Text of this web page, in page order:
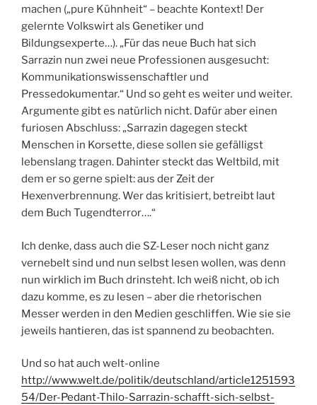
machen („pure Kühnheit“ – beachte Kontext! Der
gelernte Volkswirt als Genetiker und
Bildungsexperte…). „Für das neue Buch hat sich
Sarrazin nun zwei neue Professionen ausgesucht:
Kommunikationswissenschaftler und
Pressedokumentar.“ Und so geht es weiter und weiter.
Argumente gibt es natürlich nicht. Dafür aber einen
furiosen Abschluss: „Sarrazin dagegen steckt
Menschen in Korsette, diese sollen sie gefälligst
lebenslang tragen. Dahinter steckt das Weltbild, mit
dem er so gerne spielt: aus der Zeit der
Hexenverbrennung. Wer das kritisiert, betreibt laut
dem Buch Tugendterror….“
Ich denke, dass auch die SZ-Leser noch nicht ganz
vernebelt sind und nun selbst lesen wollen, was denn
nun wirklich im Buch drinsteht. Ich weiß nicht, ob ich
dazu komme, es zu lesen – aber die rhetorischen
Messer werden in den Medien geschliffen. Wie sie sie
jeweils hantieren, das ist spannend zu beobachten.
Und so hat auch welt-online
http://www.welt.de/politik/deutschland/article1251593
54/Der-Pedant-Thilo-Sarrazin-schafft-sich-selbst-